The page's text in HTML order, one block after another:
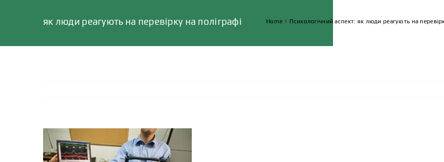
як люди реагують на перевірку на поліграфі Home | Психологічний аспект: як люди реагують на